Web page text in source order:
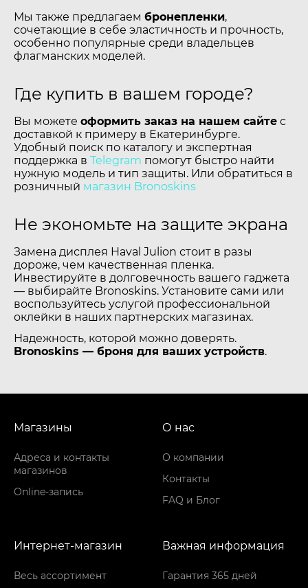
Мы также предлагаем бронепленки,
сочетающие в себе эластичность и прочность,
особенно популярные среди владельцев
флагманских моделей.
Где купить в вашем городе?
Вы можете оформить заказ на нашем сайте с
доставкой к примеру в Екатеринбурге.
Удобный поиск по каталогу и экспертная
поддержка в Telegram помогут быстро найти
нужную модель и тип защиты. Или обратиться в
розничный магазин Bronoskins
Не экономьте на защите экрана
Замена дисплея Haval Julion стоит в разы
дороже, чем качественная пленка.
Инвестируйте в долговечность вашего гаджета
— выбирайте Bronoskins. Установите сами или
воспользуйтесь услугой профессиональной
оклейки в наших партнерских магазинах.
Надежность, которой можно доверять.
Bronoskins — броня для ваших устройств.
Магазины
Адреса и контакты
магазинов
Online-запись
О нас
О компании
Контакты
FAQ и Блог
Интернет-магазин
Весь ассортимент
Важная информация
Гарантия 365 дней